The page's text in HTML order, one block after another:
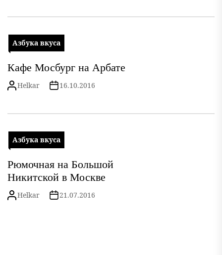
Азбука вкуса
Кафе Мосбург на Арбате
Helkar 16.10.2016
Азбука вкуса
Рюмочная на Большой
Никитской в Москве
Helkar 21.07.2016